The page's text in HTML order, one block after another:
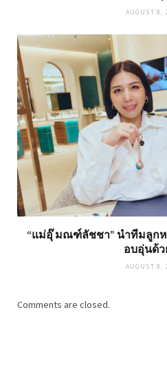
AUGUST 8,
“แม่อุ๊ มณฑ์ลัชชา” นำทีมลูกห
อบอุ่นด้ว
AUGUST 8,
Comments are closed.